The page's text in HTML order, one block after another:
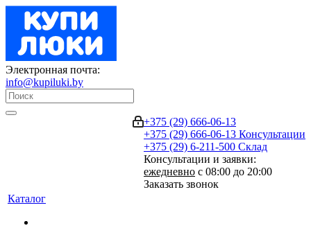
Электронная почта:
info@kupiluki.by
+375 (29) 666-06-13
+375 (29) 666-06-13 Консультации
+375 (29) 6-211-500 Склад
Консультации и заявки:
ежедневно с 08:00 до 20:00
Заказать звонок
Каталог